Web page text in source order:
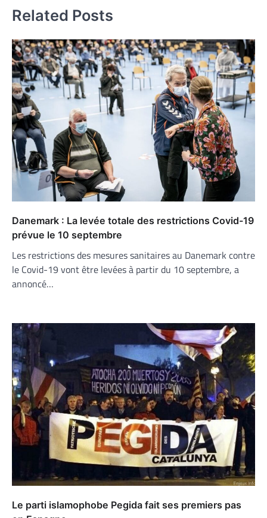
Related Posts
Danemark : La levée totale des restrictions Covid-19
prévue le 10 septembre
Les restrictions des mesures sanitaires au Danemark contre
le Covid-19 vont être levées à partir du 10 septembre, a
annoncé…
Le parti islamophobe Pegida fait ses premiers pas